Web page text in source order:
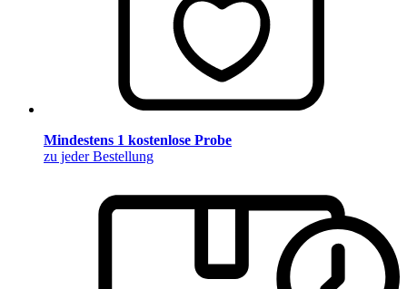
Mindestens 1 kostenlose Probe
zu jeder Bestellung